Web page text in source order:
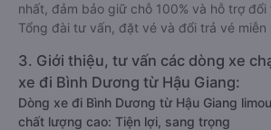
nhất, đảm bảo giữ chỗ 100% và hỗ trợ đổi
Tổng đài tư vấn, đặt vé và đổi trả vé miễn
3. Giới thiệu, tư vấn các dòng xe
xe đi Bình Dương từ Hậu Giang:
Dòng xe đi Bình Dương từ Hậu Giang
chất lượng cao: Tiện lợi, sang trọng